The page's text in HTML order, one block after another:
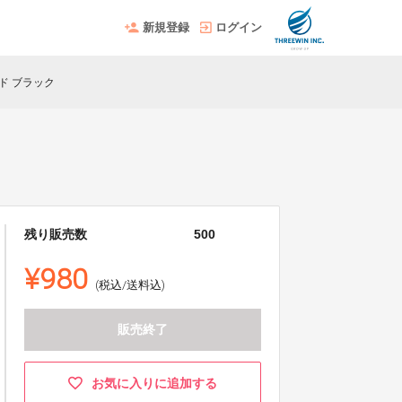
新規登録 ログイン
ブラック
残り販売数 500
¥980 (税込/送料込)
販売終了
お気に入りに追加する